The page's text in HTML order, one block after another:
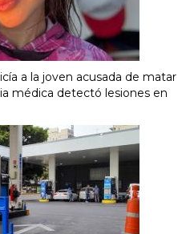
a la joven acusada de matar
médica detectó lesiones en